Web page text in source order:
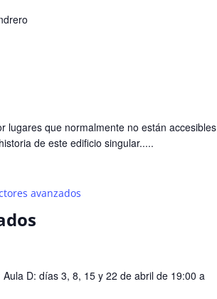
lugares que normalmente no están accesibles
de este edificio singular.....
avanzados
D: días 3, 8, 15 y 22 de abril de 19:00 a